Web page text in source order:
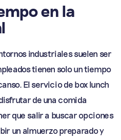
en la
industriales suelen ser
tienen solo un tiempo
El servicio de box lunch
de una comida
que salir a buscar opciones
un almuerzo preparado y